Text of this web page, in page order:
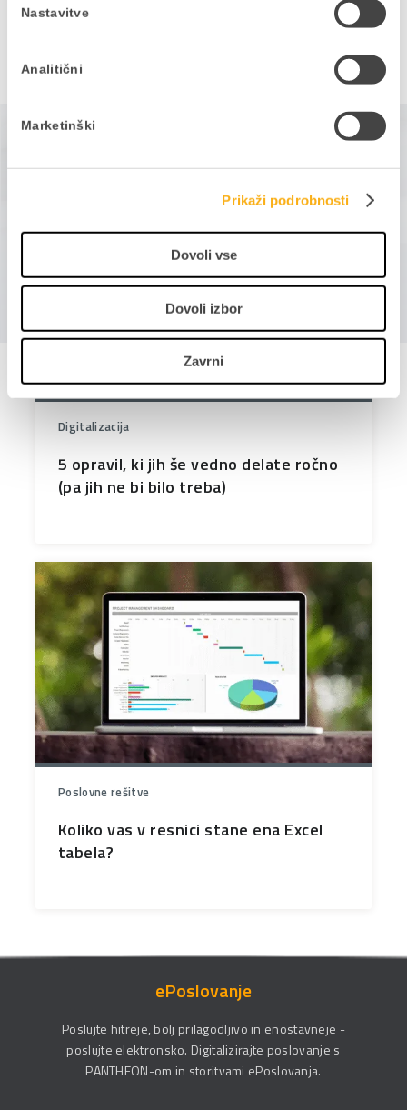
Nastavitve
Analitični
Marketinški
Prikaži podrobnosti
Dovoli vse
Dovoli izbor
Zavrni
Digitalizacija
5 opravil, ki jih še vedno delate ročno
(pa jih ne bi bilo treba)
Poslovne rešitve
Koliko vas v resnici stane ena Excel
tabela?
ePoslovanje
Poslujte hitreje, bolj prilagodljivo in enostavneje -
poslujte elektronsko. Digitalizirajte poslovanje s
PANTHEON-om in storitvami ePoslovanja.